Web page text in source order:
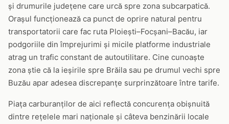
și drumurile județene care urcă spre zona subcarpatică.
Orașul funcționează ca punct de oprire natural pentru
transportatorii care fac ruta Ploiești–Focșani–Bacău, iar
podgoriile din împrejurimi și micile platforme industriale
atrag un trafic constant de autoutilitare. Cine cunoaște
zona știe că la ieșirile spre Brăila sau pe drumul vechi spre
Buzău apar adesea discrepanțe surprinzătoare între tarife.
Piața carburanților de aici reflectă concurența obișnuită
dintre rețelele mari naționale și câteva benzinării locale